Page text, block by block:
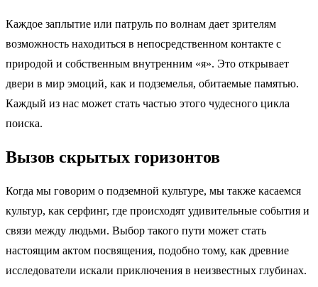
Каждое заплытие или патруль по волнам дает зрителям
возможность находиться в непосредственном контакте с
природой и собственным внутренним «я». Это открывает
двери в мир эмоций, как и подземелья, обитаемые памятью.
Каждый из нас может стать частью этого чудесного цикла
поиска.
Вызов скрытых горизонтов
Когда мы говорим о подземной культуре, мы также касаемся
культур, как серфинг, где происходят удивительные события и
связи между людьми. Выбор такого пути может стать
настоящим актом посвящения, подобно тому, как древние
исследователи искали приключения в неизвестных глубинах.